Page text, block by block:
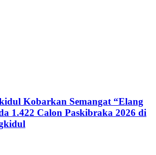
Kobarkan Semangat “Elang
1.422 Calon Paskibraka 2026 di